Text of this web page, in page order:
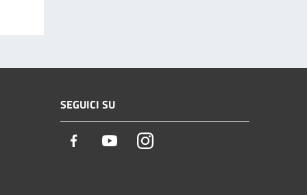
SEGUICI SU
Facebook YoutubeInstagram